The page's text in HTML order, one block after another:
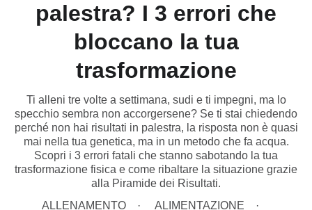
palestra? I 3 errori che
bloccano la tua
trasformazione
Ti alleni tre volte a settimana, sudi e ti impegni, ma lo
specchio sembra non accorgersene? Se ti stai chiedendo
perché non hai risultati in palestra, la risposta non è quasi
mai nella tua genetica, ma in un metodo che fa acqua.
Scopri i 3 errori fatali che stanno sabotando la tua
trasformazione fisica e come ribaltare la situazione grazie
alla Piramide dei Risultati.
ALLENAMENTO
ALIMENTAZIONE